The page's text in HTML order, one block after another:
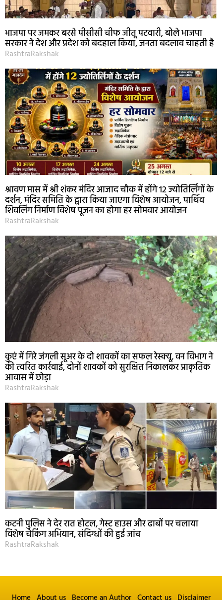
भाजपा पर जमकर बरसे पीसीसी चीफ जीतू पटवारी, बोले भाजपा
सरकार ने देश और प्रदेश को बदहाल किया, जनता बदलाव चाहती है
RashtraRakshak
श्रावण मास में श्री शंकर मंदिर आजाद चौक में होंगे 12 ज्योतिर्लिंगों के
दर्शन, मंदिर समिति के द्वारा किया जाएगा विशेष आयोजन, पार्थिव
शिवलिंग निर्माण विशेष पूजन का होगा हर सोमवार आयोजन
RashtraRakshak
कुएं में गिरे जंगली सूअर के दो शावकों का सफल रेस्क्यू, वन विभाग ने
की त्वरित कार्रवाई, दोनों शावकों को सुरक्षित निकालकर प्राकृतिक
आवास में छोड़ा
RashtraRakshak
कटनी पुलिस ने देर रात होटल, गेस्ट हाउस और ढाबों पर चलाया
विशेष चेकिंग अभियान, संदिग्धों की हुई जांच
RashtraRakshak